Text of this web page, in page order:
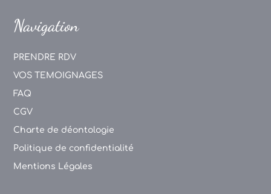
Navigation
PRENDRE RDV
VOS TEMOIGNAGES
FAQ
CGV
Charte de déontologie
Politique de confidentialité
Mentions Légales